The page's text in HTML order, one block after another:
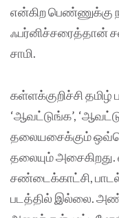
என்கிற பெண்ணுக்கு
ஃபர்னிச்சரைத்தான்
சாமி.
கள்ளக்குறிச்சி
‘ஆவட்டுங்க’,
தலையசைக்கும்
தலையும் அசைகிறது.
சண்டைக்காட்சி,
படத்தில் இல்லை.